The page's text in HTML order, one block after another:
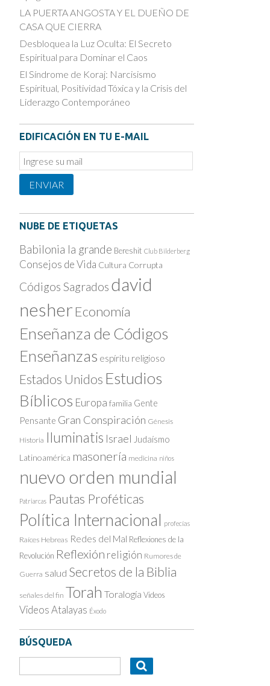
LA PUERTA ANGOSTA Y EL DUEÑO DE
CASA QUE CIERRA
Desbloquea la Luz Oculta: El Secreto
Espiritual para Dominar el Caos
El Síndrome de Koraj: Narcisismo
Espiritual, Positividad Tóxica y la Crisis del
Liderazgo Contemporáneo
EDIFICACIÓN EN TU E-MAIL
Email
Subscription
ENVIAR
NUBE DE ETIQUETAS
Babilonia la grande Bereshit Club Bilderberg
Consejos de Vida Cultura Corrupta
Códigos Sagrados david
nesher Economía
Enseñanza de Códigos
Enseñanzas espíritu religioso
Estados Unidos Estudios
Bíblicos Europa familia Gente
Pensante Gran Conspiración Génesis
Historia Iluminatis Israel Judaísmo
Latinoamérica masonería medicina niños
nuevo orden mundial
Patriarcas Pautas Proféticas
Política Internacional profecías
Raíces Hebreas Redes del Mal Reflexiones de la
Revolución Reflexión religión Rumores de
Guerra salud Secretos de la Biblia
señales del fin Torah Toralogía Videos
Videos Atalayas Éxodo
BÚSQUEDA